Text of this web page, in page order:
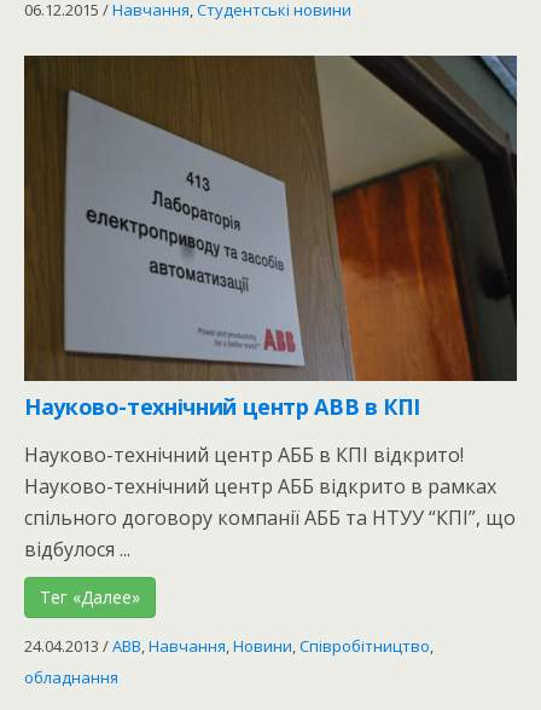
06.12.2015 /Навчання,Студентські новини
Науково-технічний центр ABB в КПІ
Науково-технічний центр АББ в КПІ відкрито!
Науково-технічний центр АББ відкрито в рамках
спільного договору компанії АББ та НТУУ “КПІ”, що
відбулося ...
Тег «Далее»
24.04.2013 /ABB,Навчання,Новини,Співробітництво,
обладнання